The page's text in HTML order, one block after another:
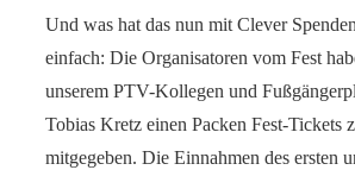
Und was hat das nun mit Clever
einfach: Die Organisatoren vom Fest
unserem PTV-Kollegen und
Tobias Kretz einen Packen Fest-Tickets
mitgegeben. Die Einnahmen des ersten